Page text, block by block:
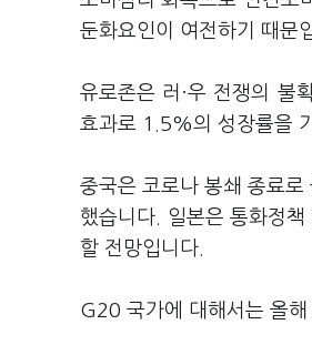
둔화요인이 여전하기 때문
유로존은 러·우 전쟁의 불
효과로 1.5%의 성장률을
중국은 코로나 봉쇄 종료
했습니다. 일본은 통화정
할 전망입니다.
G20 국가에 대해서는 올